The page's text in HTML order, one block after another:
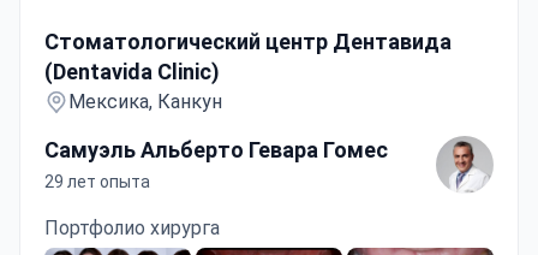
Стоматологический центр Дентавида
(Dentavida Clinic)
Мексика, Канкун
Самуэль Альберто Гевара Гомес
29 лет опыта
Портфолио хирурга